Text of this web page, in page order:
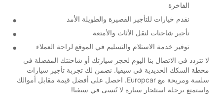
الفاخرة
نقدم خيارات للتأجير القصيرة والطويلة الأمد
تأجير شاحنات لنقل الأثاث والأمتعة
توفير خدمة الاستلام والتسليم في الموقع لراحة العملاء
لا تتردد في الاتصال بنا اليوم لحجز سيارتك أو شاحنتك المفضلة في
محطة السكك الحديدية في سيفيا. نضمن لك تجربة تأجير سيارات
سلسة ومريحة مع Europcar. احصل على أفضل قيمة مقابل أموالك
واستمتع برحلة استئجار سيارة لا تُنسى في سيفيا!